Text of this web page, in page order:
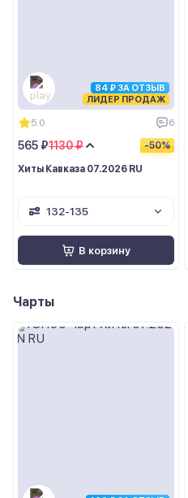
84 ₽ ЗА ОТЗЫВ
ЛИДЕР ПРОДАЖ
5.0 6
1130 ₽
565 ₽ -50%
Хиты Кавказа 07.2026 RU
132-135
В корзину
Чарты